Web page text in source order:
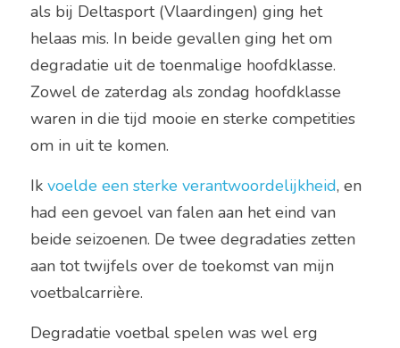
als bij Deltasport (Vlaardingen) ging het
helaas mis. In beide gevallen ging het om
degradatie uit de toenmalige hoofdklasse.
Zowel de zaterdag als zondag hoofdklasse
waren in die tijd mooie en sterke competities
om in uit te komen.
Ik voelde een sterke verantwoordelijkheid, en
had een gevoel van falen aan het eind van
beide seizoenen. De twee degradaties zetten
aan tot twijfels over de toekomst van mijn
voetbalcarrière.
Degradatie voetbal spelen was wel erg